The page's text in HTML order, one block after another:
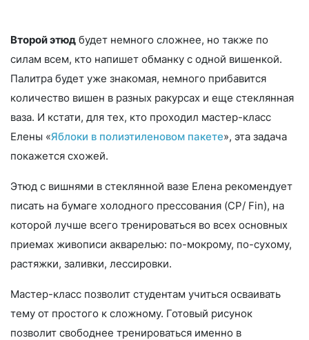
Второй этюд будет немного сложнее, но также по
силам всем, кто напишет обманку с одной вишенкой.
Палитра будет уже знакомая, немного прибавится
количество вишен в разных ракурсах и еще стеклянная
ваза. И кстати, для тех, кто проходил мастер-класс
Елены «Яблоки в полиэтиленовом пакете», эта задача
покажется схожей.
Этюд с вишнями в стеклянной вазе Елена рекомендует
писать на бумаге холодного прессования (CP/ Fin), на
которой лучше всего тренироваться во всех основных
приемах живописи акварелью: по-мокрому, по-сухому,
растяжки, заливки, лессировки.
Мастер-класс позволит студентам учиться осваивать
тему от простого к сложному. Готовый рисунок
позволит свободнее тренироваться именно в